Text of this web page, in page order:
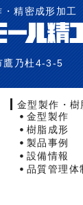
精密成形加工
鷹乃杜4-3-5
金型製作・樹
金型製作
樹脂成形
製品事例
設備情報
品質管理体